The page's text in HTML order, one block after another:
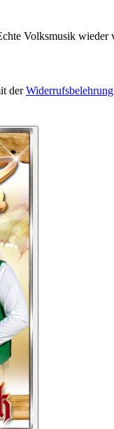
Volksmusik wieder
derWiderrufsbelehrung